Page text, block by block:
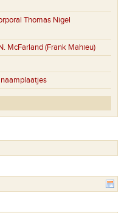
Thomas Nigel
McFarland (Frank Mahieu)